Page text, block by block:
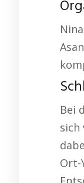
Bei
sich
Ort-